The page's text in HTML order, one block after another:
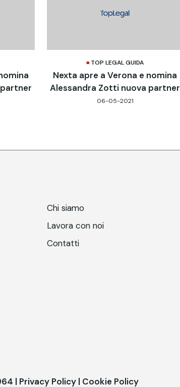
TOP LEGAL GUIDA
Nexta apre a Verona e nomina
Alessandra Zotti nuova partner
06-05-2021
Chi siamo
Lavora con noi
Contatti
| Privacy Policy | Cookie Policy